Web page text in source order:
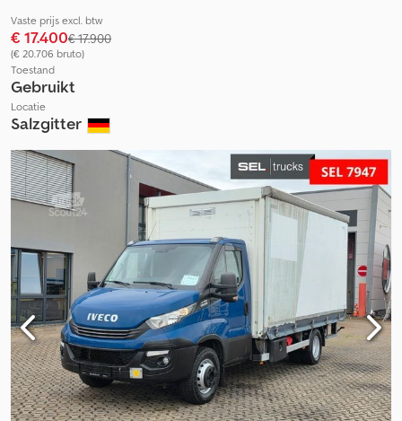
Vaste prijs excl. btw
€ 17.400€ 17.900
(€ 20.706 bruto)
Toestand
Gebruikt
Locatie
Salzgitter